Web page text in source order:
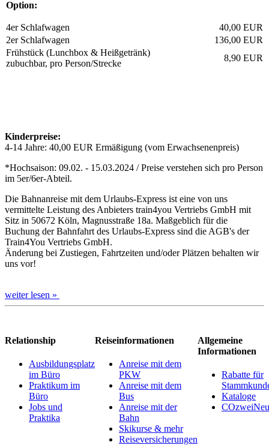
Option:
4er Schlafwagen
40,00 EUR
2er Schlafwagen
136,00 EUR
Frühstück (Lunchbox & Heißgetränk)
zubuchbar, pro Person/Strecke
8,90 EUR
Kinderpreise:
4-14 Jahre: 40,00 EUR Ermäßigung (vom Erwachsenenpreis)
*Hochsaison: 09.02. - 15.03.2024 / Preise verstehen sich pro Person
im 5er/6er-Abteil.
Die Bahnanreise mit dem Urlaubs-Express ist eine von uns
vermittelte Leistung des Anbieters train4you Vertriebs GmbH mit
Sitz in 50672 Köln, Magnusstraße 18a. Maßgeblich für die
Buchung der Bahnfahrt des Urlaubs-Express sind die AGB's der
Train4You Vertriebs GmbH.
Änderung bei Zustiegen, Fahrtzeiten und/oder Plätzen behalten wir
uns vor!
weiter lesen »
Relationship
Ausbildungsplatz
im Büro
Praktikum im
Büro
Jobs und
Praktika
Reiseinformationen
Anreise mit dem
PKW
Anreise mit dem
Bus
Anreise mit der
Bahn
Skikurse & mehr
Reiseversicherungen
Allgemeine
Informationen
Rabatte für
Kataloge